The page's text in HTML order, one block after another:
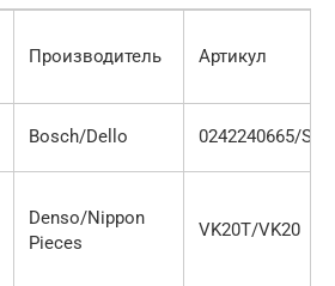
Производитель Артикул
Bosch/Dello 0242240665/
Denso/Nippon
Pieces
VK20T/VK20